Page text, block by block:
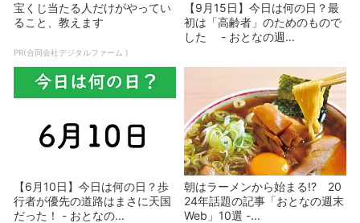
宝くじ当たる人だけがやってい
ること、教えます
PR(合同会社デジタルファーム )
【9月15日】今日は何の日？最
初は「高齢者」のためのもので
した - おとなの週...
【6月10日】今日は何の日？歩
行者が優先の道路はまさに天国
だった！ - おとなの...
朝はラーメンから始まる!? 20
24年話題の記事「おとなの週末
Web」10選 -...